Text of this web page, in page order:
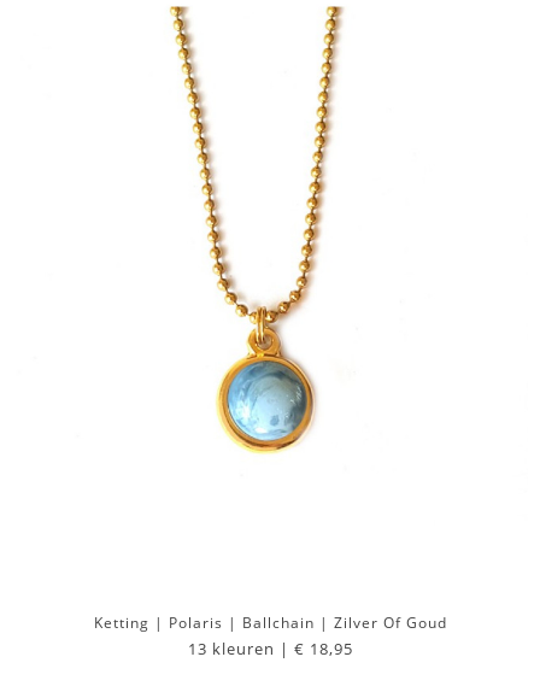
Ketting | Polaris | Ballchain | Zilver Of Goud
13 kleuren | € 18,95